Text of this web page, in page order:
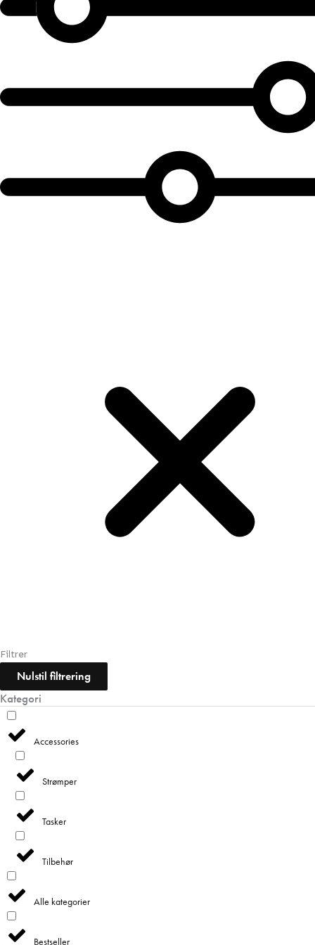
Filtrer
Nulstil filtrering
Kategori
Accessories
Strømper
Tasker
Tilbehør
Alle kategorier
Bestseller